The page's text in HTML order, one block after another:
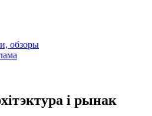
обзоры
і рынак